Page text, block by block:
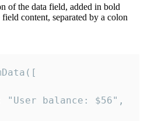
of the data field, added in bold
field content, separated by a colon
"User balance: $56",